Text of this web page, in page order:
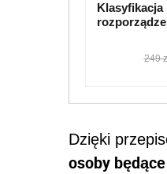
Klasyfikacja
249
Dzięki
osoby